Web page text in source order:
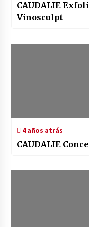
CAUDALIE
Vinosculpt
4 años atrás
CAUDALIE